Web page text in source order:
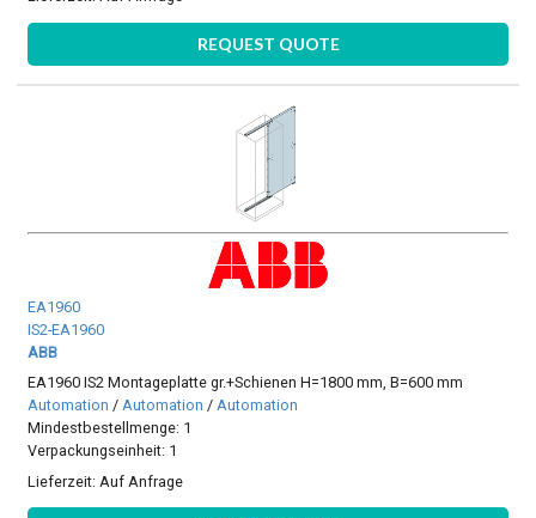
REQUEST QUOTE
EA1960
IS2-EA1960
ABB
EA1960 IS2 Montageplatte gr.+Schienen H=1800 mm, B=600 mm
Automation /Automation /Automation
Mindestbestellmenge: 1
Verpackungseinheit: 1
Lieferzeit: Auf Anfrage